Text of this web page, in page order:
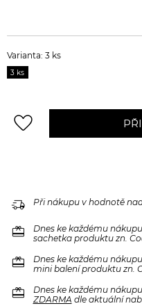
Varianta: 3 ks
3 ks
favorite_border
delivery_truck_speed Při nákupu v hodnotě
redeem Dnes ke každému
sachetka produktu zn.
redeem Dnes ke každému
mini balení produktu zn.
redeem Dnes ke každému
ZDARMA dle aktuální